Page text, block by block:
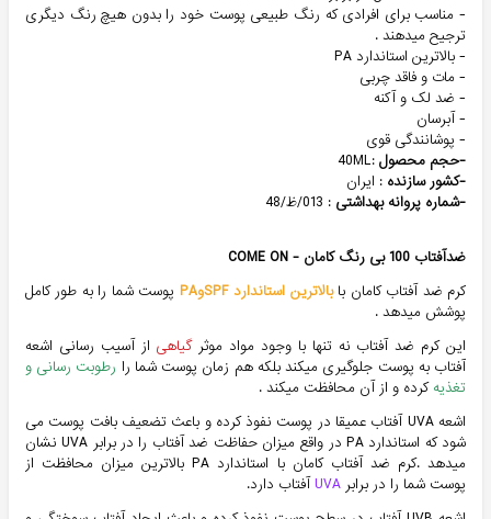
- مناسب برای افرادی که رنگ طبیعی پوست خود را بدون هیچ رنگ دیگری
ترجیح میدهند .
- بالاترین استاندارد PA
- مات و فاقد چربی
- ضد لک و آکنه
- آبرسان
- پوشانندگی قوی
-حجم محصول :40ML
-کشور سازنده : ایران
-شماره پروانه بهداشتی : 013/ظ/48
ضدآفتاب 100 بی رنگ کامان - COME ON
کرم ضد آفتاب کامان بابالاترین استاندارد SPFوPA
پوست شما را به طور کامل
پوشش میدهد .
این کرم ضد آفتاب نه تنها با وجود مواد موثرگیاهی از آسیب رسانی اشعه
آفتاب به پوست جلوگیری میکند بلکه هم زمان پوست شما را رطوبت رسانی و
تغذیه کرده و از آن محافظت میکند .
اشعه UVA آفتاب عمیقا در پوست نفوذ کرده و باعث تضعیف بافت پوست می
شود که استاندارد PA در واقع میزان حفاظت ضد آفتاب را در برابر UVA نشان
میدهد .کرم ضد آفتاب کامان با استاندارد PA بالاترین میزان محافظت از
پوست شما را در برابر UVA آفتاب دارد.